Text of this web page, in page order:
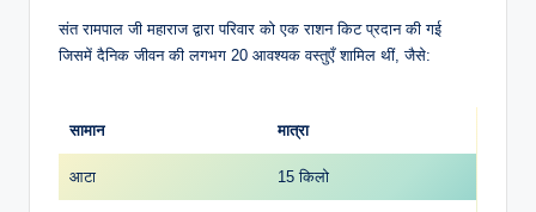
संत रामपाल जी महाराज द्वारा परिवार को एक राशन किट प्रदान की गई
जिसमें दैनिक जीवन की लगभग 20 आवश्यक वस्तुएँ शामिल थीं, जैसे:
सामान मात्रा
आटा 15 किलो